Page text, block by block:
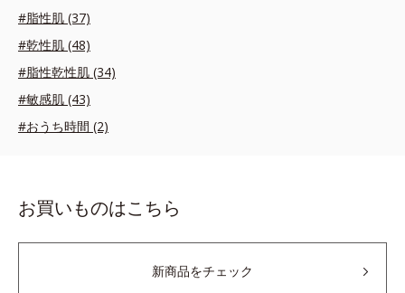
#脂性肌 (37)
#乾性肌 (48)
#脂性乾性肌 (34)
#敏感肌 (43)
#おうち時間 (2)
お買いものはこちら
新商品をチェック